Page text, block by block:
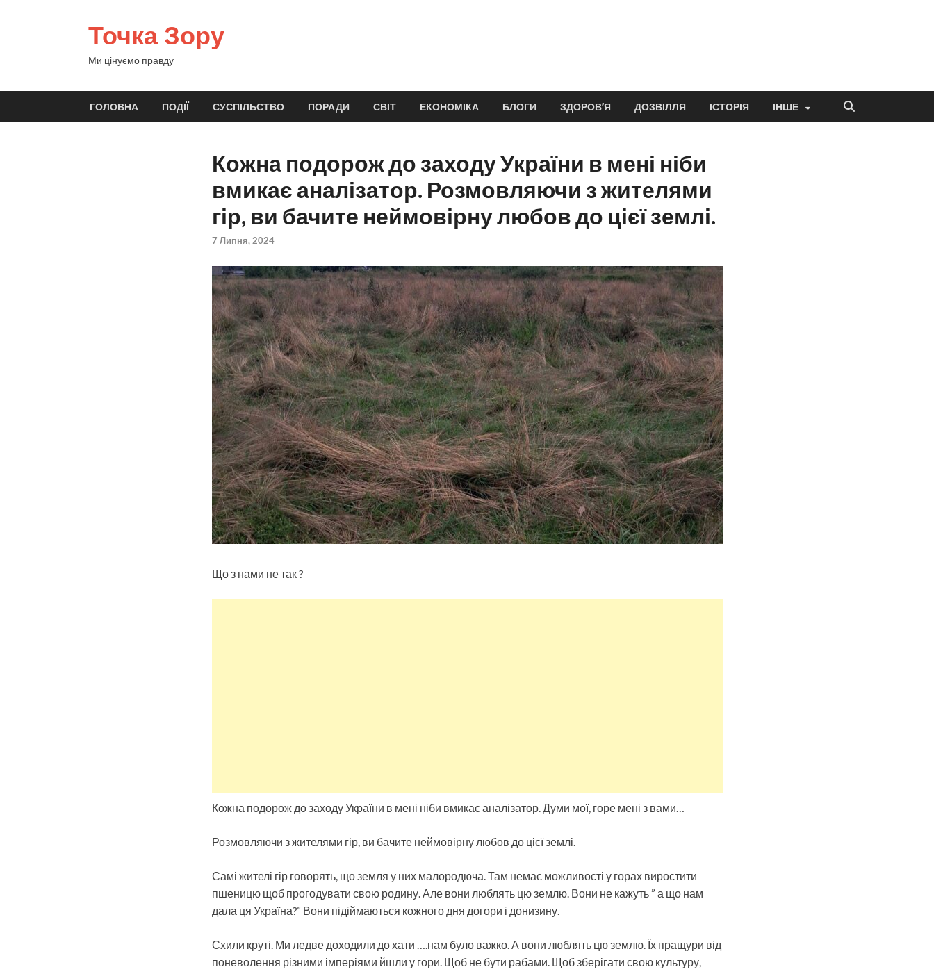
Точка Зору
Ми цінуємо правду
ГОЛОВНА ПОДІЇ СУСПІЛЬСТВО ПОРАДИ СВІТ ЕКОНОМІКА БЛОГИ ЗДОРОВ’Я ДОЗВІЛЛЯ ІСТОРІЯ ІНШЕ
Кожна подорож до заходу України в мені ніби
вмикає аналізатор. Розмовляючи з жителями
гір, ви бачите неймовірну любов до цієї землі.
7 Липня, 2024
Що з нами не так ?
Кожна подорож до заходу України в мені ніби вмикає аналізатор. Думи мої, горе мені з вами…
Розмовляючи з жителями гір, ви бачите неймовірну любов до цієї землі.
Самі жителі гір говорять, що земля у них малородюча. Там немає можливості у горах виростити
пшеницю щоб прогодувати свою родину. Але вони люблять цю землю. Вони не кажуть ” а що нам
дала ця Україна?” Вони підіймаються кожного дня догори і донизину.
Схили круті. Ми ледве доходили до хати ….нам було важко. А вони люблять цю землю. Їх пращури від
поневолення різними імперіями йшли у гори. Щоб не бути рабами. Щоб зберігати свою культуру,